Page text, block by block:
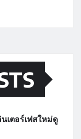
เตอร์เฟสใหม่ดู